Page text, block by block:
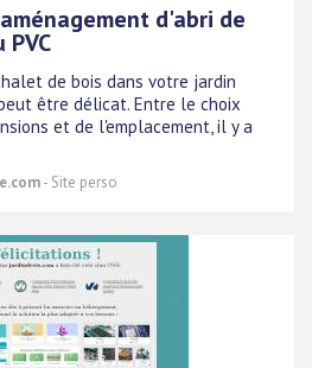
d'abri de
de bois dans votre jardin
être délicat. Entre le choix
et de l'emplacement, il y a
- Site perso